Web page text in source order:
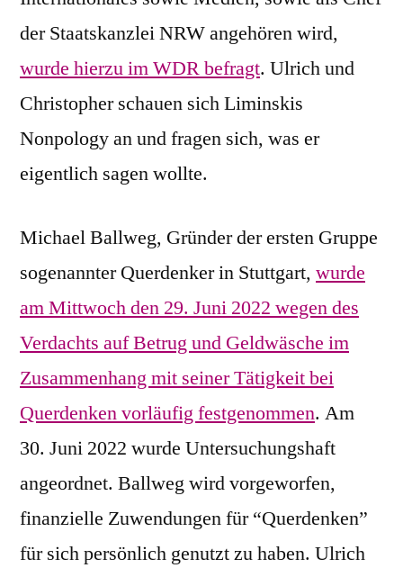
der Staatskanzlei NRW angehören wird,
wurde hierzu im WDR befragt. Ulrich und
Christopher schauen sich Liminskis
Nonpology an und fragen sich, was er
eigentlich sagen wollte.
Michael Ballweg, Gründer der ersten Gruppe
sogenannter Querdenker in Stuttgart, wurde
am Mittwoch den 29. Juni 2022 wegen des
Verdachts auf Betrug und Geldwäsche im
Zusammenhang mit seiner Tätigkeit bei
Querdenken vorläufig festgenommen. Am
30. Juni 2022 wurde Untersuchungshaft
angeordnet. Ballweg wird vorgeworfen,
finanzielle Zuwendungen für “Querdenken”
für sich persönlich genutzt zu haben. Ulrich